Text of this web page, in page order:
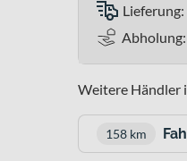
Weitere Händler
158 km